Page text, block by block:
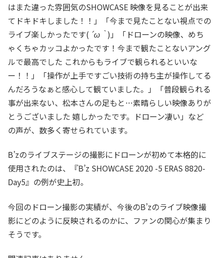
はまた違った雰囲気のSHOWCASE 映像を見ることが出来
てドキドキしました！！」「今まで見たことない視点での
ライブ楽しかったです( ´ω｀)」「ドローンの映像、めち
ゃくちゃカッコよかったです！今まで観たことないアング
ルで最高でした これからもライブで観られるといいな
ー！！」「操作が上手ですごい技術の持ち主が操作してる
んだろうなぁと感心して観ていました。」「普段観られる
事が出来ない、松本さんの足もと…素晴らしい映像ありが
とうございました 嬉しかったです。ドローン凄い」など
の声が、数多く寄せられています。
B’zのライブステージの撮影にドローンが初めて本格的に
使用されたのは、『B’z SHOWCASE 2020 -5 ERAS 8820-
Day5』の例が史上初。
今回のドローン撮影の実績が、今後のB’zのライブ映像撮
影にどのように反映されるのかに、ファンの関心が集まり
そうです。